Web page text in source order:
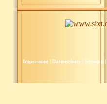
Impressum| Datenschutz| Sitemap|